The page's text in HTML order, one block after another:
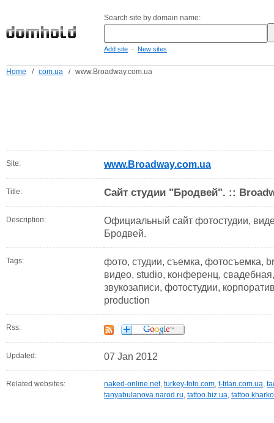
Search site by domain name:
Add site - New sites
Home / com.ua / www.Broadway.com.ua
Site: www.Broadway.com.ua
Title: Сайт студии "Бродвей". ::
Description:
Официальный сайт фотостудии,
Бродвей.
Tags:
фото, студии, съемка, фотосъемка,
видео, studio, конференц,
звукозаписи, фотостудии,
production
Rss:
Updated: 07 Jan 2012
Related websites: naked-online.net, turkey-foto.com, t-titan.com.ua,
tanyabulanova.narod.ru, tattoo.biz.ua,